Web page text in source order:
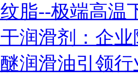
脂--极端高温
润滑剂：企
润滑油引领